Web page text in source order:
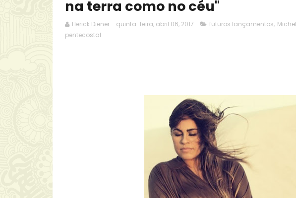
na terra como no céu"
Herick Diener quinta-feira, abril 06, 2017 futuros lançamentos,
pentecostal